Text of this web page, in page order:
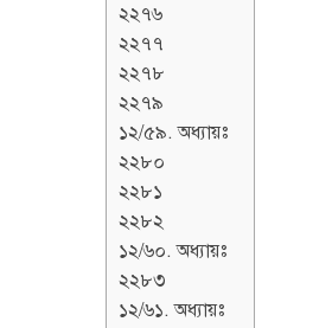
২২৭৬
২২৭৭
২২৭৮
২২৭৯
১২/৫৯. অধ্যায়ঃ
২২৮০
২২৮১
২২৮২
১২/৬০. অধ্যায়ঃ
২২৮৩
১২/৬১. অধ্যায়ঃ